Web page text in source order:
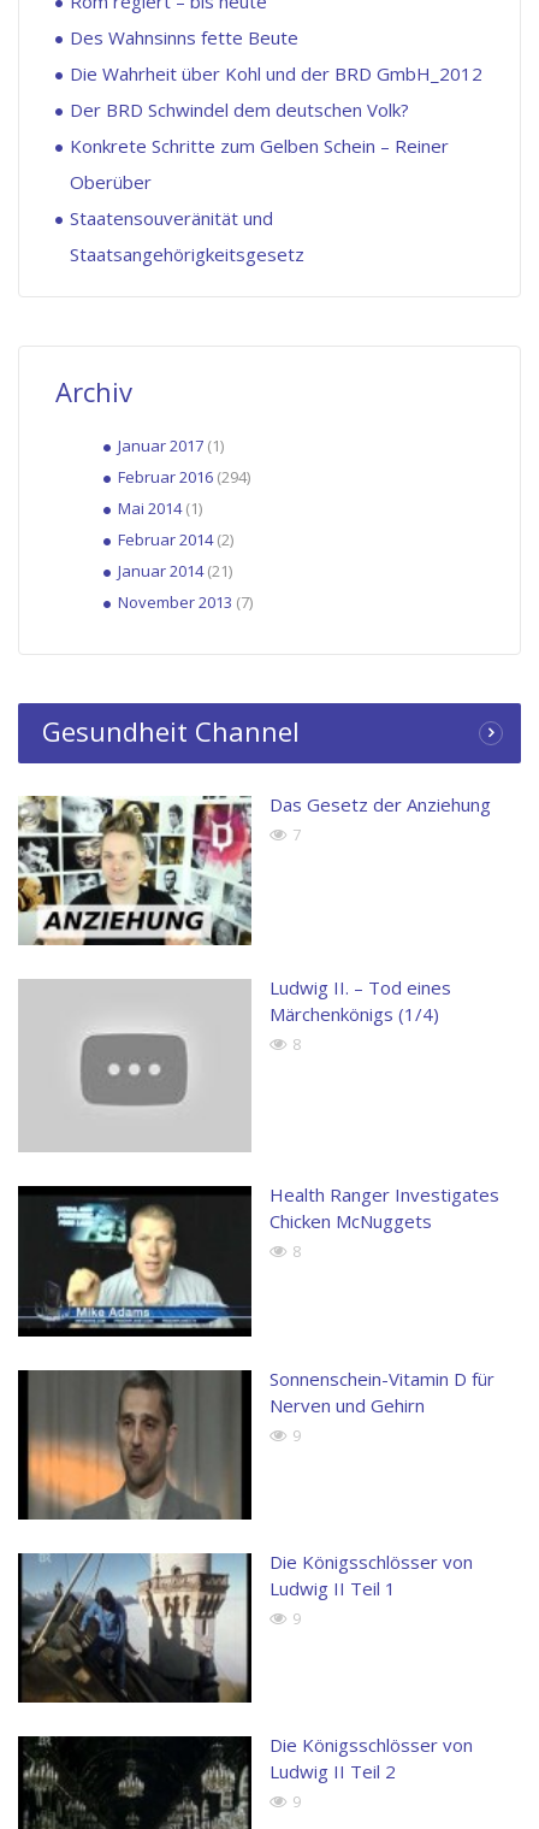
Des Wahnsinns fette Beute
Die Wahrheit über Kohl und der BRD GmbH_2012
Der BRD Schwindel dem deutschen Volk?
Konkrete Schritte zum Gelben Schein – Reiner
Oberüber
Staatensouveränität und
Staatsangehörigkeitsgesetz
Archiv
Januar 2017 (1)
Februar 2016 (294)
Mai 2014(1)
Februar 2014(2)
Januar 2014(21)
November 2013 (7)
Gesundheit Channel
Das Gesetz der Anziehung
7
Ludwig II. – Tod eines
Märchenkönigs (1/4)
8
Health Ranger Investigates
Chicken McNuggets
8
Sonnenschein-Vitamin D für
Nerven und Gehirn
9
Die Königsschlösser von
Ludwig II Teil 1
9
Die Königsschlösser von
Ludwig II Teil 2
9